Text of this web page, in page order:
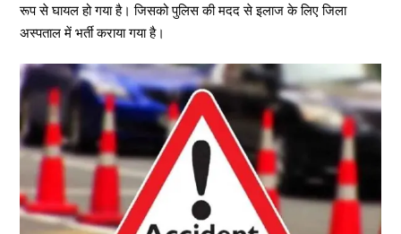
रूप से घायल हो गया है। जिसको पुलिस की मदद से इलाज के लिए जिला
अस्पताल में भर्ती कराया गया है।